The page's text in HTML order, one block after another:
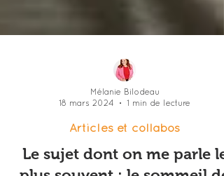
Mélanie Bilodeau
18 mars 2024
1 min de lecture